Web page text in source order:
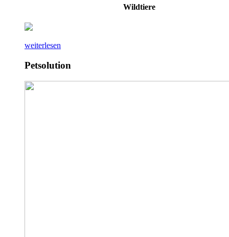
Wildtiere
weiterlesen
Petsolution